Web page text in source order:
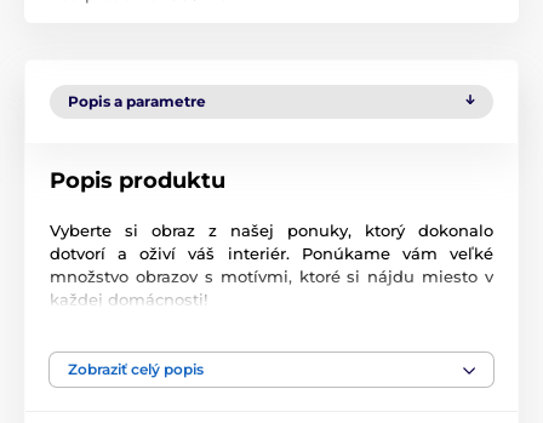
Popis a parametre
Popis produktu
Vyberte si obraz z našej ponuky, ktorý dokonalo
dotvorí a oživí váš interiér. Ponúkame vám veľké
množstvo obrazov s motívmi, ktoré si nájdu miesto v
každej domácnosti!
Kvalita je pre nás dôležitá a preto sme pre naše obrazy
Zobraziť celý popis